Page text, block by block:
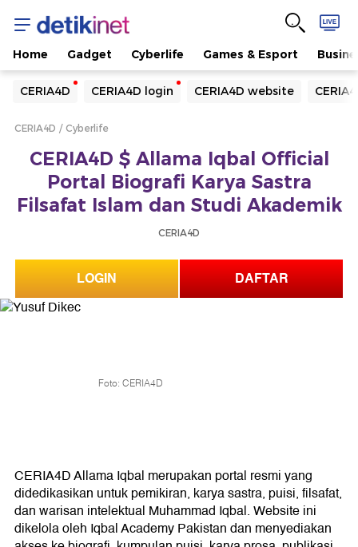
Home Gadget Cyberlife Games & Esport
CERIA4D CERIA4D login CERIA4D website
Yang sedang ramai dicari
Loading...
Loading...
CERIA4D Cyberlife
CERIA4D $ Allama Iqbal Official
Portal Biografi Karya Sastra
Filsafat Islam dan Studi Akademik
CERIA4D
LOGIN DAFTAR
Foto: CERIA4D
CERIA4D Allama Iqbal merupakan portal resmi yang
didedikasikan untuk pemikiran, karya sastra, puisi, filsafat,
dan warisan intelektual Muhammad Iqbal. Website ini
dikelola oleh Iqbal Academy Pakistan dan menyediakan